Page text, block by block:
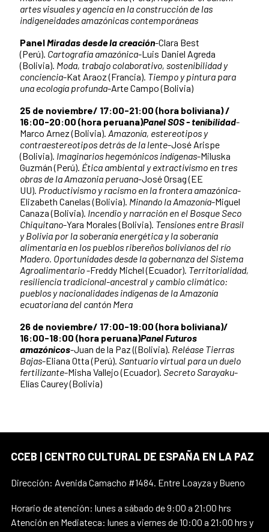
artes visuales y agencia en la construcción de las
indigeneidades amazónicas contemporáneas
PanelMiradas desde la creación-Clara Best
(Perú). Cartografía amazónica-Luis Daniel Agreda
(Bolivia). Moda, trabajo colaborativo, sostenibilidad y
conciencia-Kat Araoz (Francia). Tiempo y pintura para
una ecología profunda-Arte Campo (Bolivia)
25 de noviembre/ 17:00-21:00 (hora boliviana) /
16:00-20:00 (hora peruana)Panel SOS - tenibilidad-
Marco Arnez (Bolivia). Amazonía, estereotipos y
contraestereotipos detrás de la lente-José Arispe
(Bolivia). Imaginarios hegemónicos indígenas-Miluska
Guzmán (Perú). Ética ambiental y extractivismo en tres
obras de la Amazonia peruana-José Orsag (EE
UU). Productivismo y racismo en la frontera amazónica-
Elizabeth Canelas (Bolivia). Minando la Amazonía-Miguel
Canaza (Bolivia). Incendio y narración en el Bosque Seco
Chiquitano-Yara Morales (Bolivia). Tensiones entre Brasil
y Bolivia por la soberanía energética y la soberanía
alimentaria en los pueblos ribereños bolivianos del río
Madero. Oportunidades desde la gobernanza del Sistema
Agroalimentario-Freddy Michel (Ecuador). Territorialidad,
resiliencia tradicional-ancestral y cambio climático:
pueblos y nacionalidades indígenas de la Amazonía
ecuatoriana del cantón Mera
26 de noviembre/ 17:00-19:00 (hora boliviana)/
16:00-18:00 (hora peruana)Panel Futuros
amazónicos-Juan de la Paz ((Bolivia). Reléase Tierras
Bajas-Eliana Otta (Perú). Santuario virtual para un duelo
fertilizante-Misha Vallejo (Ecuador). Secreto Sarayaku-
Elías Caurey (Bolivia)
CCEB | CENTRO CULTURAL DE ESPAÑA EN LA PAZ
Dirección: Avenida Camacho #1484. Entre Loayza y Bueno
Horario de atención: lunes a sábado de 9:00 a 21:00 hrs
Atención en Mediateca: lunes a viernes de 10:00 a 21:00 hrs y